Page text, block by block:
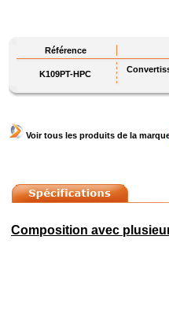
Référence
K109PT-HPC
Voir tous les produits de la
Composition avec